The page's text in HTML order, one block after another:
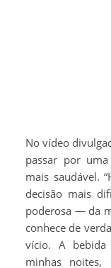
No vídeo
passar por
mais saudável.
decisão mais
poderosa — da
conhece de
vício. A
minhas